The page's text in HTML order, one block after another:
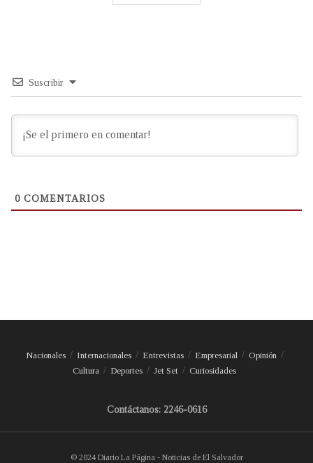
Suscribir
0 COMENTARIOS
Nacionales Internacionales Entrevistas Empresarial
Opinión
Cultura
Deportes Jet Set Curiosidades
Contáctanos: 2246-0616
© 2024 Diario La Página - Noticias de El Salvador